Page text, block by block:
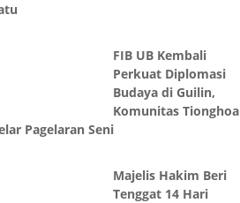
FIB UB Kembali
Perkuat Diplomasi
Budaya di Guilin,
Komunitas Tionghoa
Pagelaran Seni
Majelis Hakim Beri
Tenggat 14 Hari